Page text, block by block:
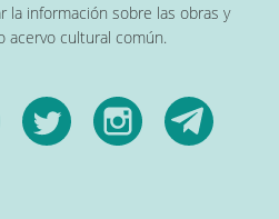
la información sobre las obras y
cultural común.